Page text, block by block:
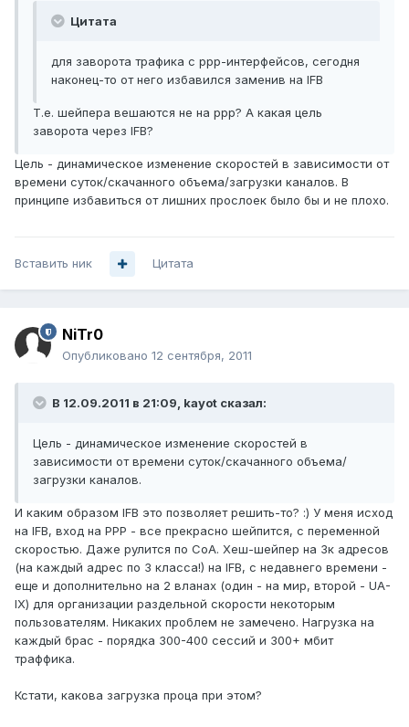
Цитата
для заворота трафика с ppp-интерфейсов, сегодня
наконец-то от него избавился заменив на IFB
Т.е. шейпера вешаются не на ppp? А какая цель
заворота через IFB?
Цель - динамическое изменение скоростей в зависимости от
времени суток/скачанного объема/загрузки каналов. В
принципе избавиться от лишних прослоек было бы и не плохо.
Вставить ник Цитата
NiTr0
Опубликовано 12 сентября, 2011
В 12.09.2011 в 21:09, kayot сказал:
Цель - динамическое изменение скоростей в
зависимости от времени суток/скачанного объема/
загрузки каналов.
И каким образом IFB это позволяет решить-то? :) У меня исход
на IFB, вход на PPP - все прекрасно шейпится, с переменной
скоростью. Даже рулится по CoA. Хеш-шейпер на 3к адресов
(на каждый адрес по 3 класса!) на IFB, с недавнего времени -
еще и дополнительно на 2 вланах (один - на мир, второй - UA-
IX) для организации раздельной скорости некоторым
пользователям. Никаких проблем не замечено. Нагрузка на
каждый брас - порядка 300-400 сессий и 300+ мбит
траффика.
Кстати, какова загрузка проца при этом?